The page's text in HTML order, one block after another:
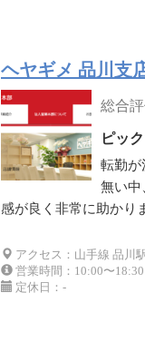
ヘヤギメ 品川支
総合評
ピッ
転勤が
無い中
感が良く非常に助かり
アクセス：山手線 品川
営業時間：10:00〜18:30
定休日：-